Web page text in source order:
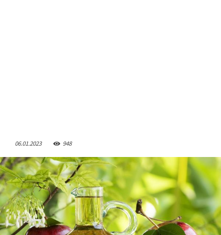
06.01.2023 948